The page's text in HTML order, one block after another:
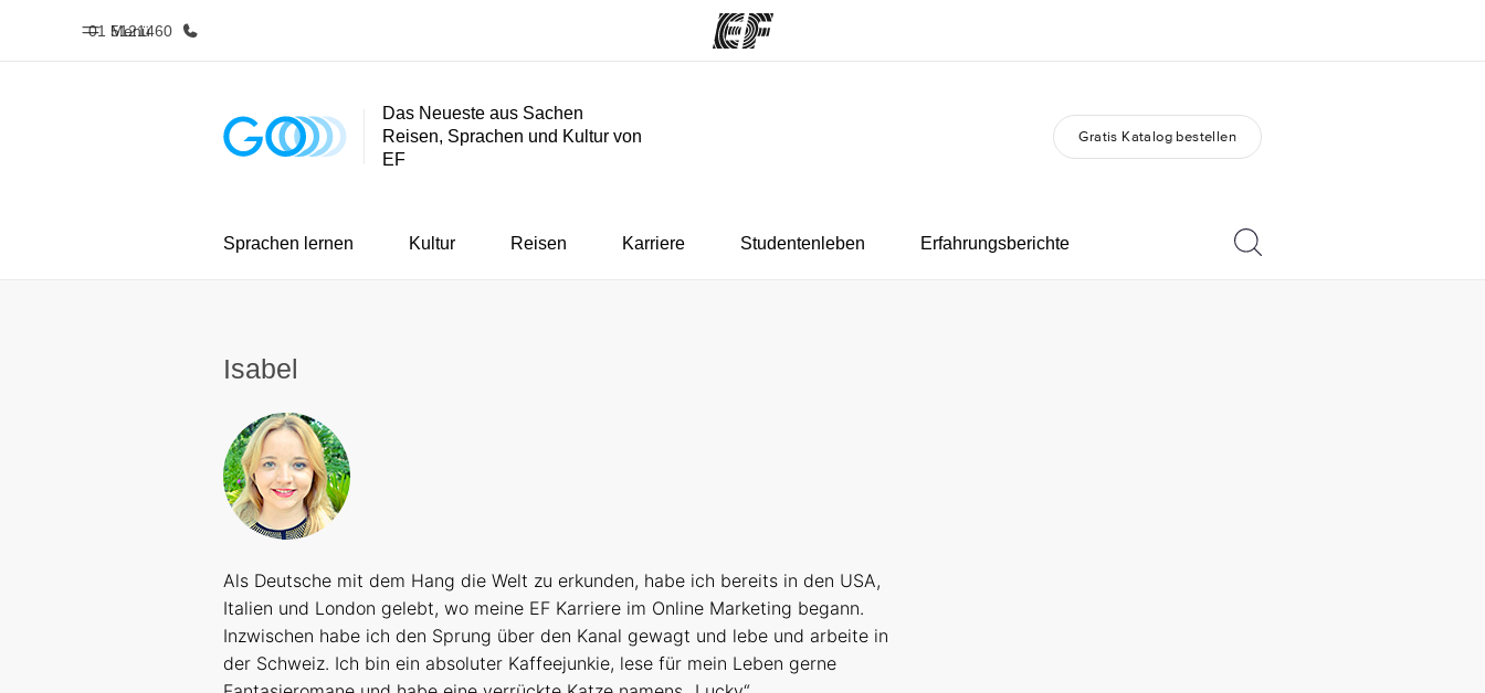
Menü
01 5121460
Home Programme
Alle Programme ansehen
Karriere
Das Neueste aus Sachen
Reisen, Sprachen und Kultur von
EF
Gratis Katalog bestellen
Sprachen lernen Kultur Reisen Karriere Studentenleben Erfahrungsberichte
Isabel
Als Deutsche mit dem Hang die Welt zu erkunden, habe ich bereits in den USA,
Italien und London gelebt, wo meine EF Karriere im Online Marketing begann.
Inzwischen habe ich den Sprung über den Kanal gewagt und lebe und arbeite in
der Schweiz. Ich bin ein absoluter Kaffeejunkie, lese für mein Leben gerne